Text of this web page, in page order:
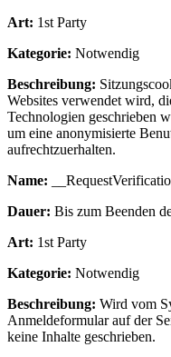
Art: 1st Party
Kategorie: Notwendig
Beschreibung:
Websites verwendet wird,
Technologien geschrieben
um eine anonymisierte
aufrechtzuerhalten.
Name:
Dauer: Bis zum Beenden
Art: 1st Party
Kategorie: Notwendig
Beschreibung: Wird vom
Anmeldeformular auf der
keine Inhalte geschrieben.